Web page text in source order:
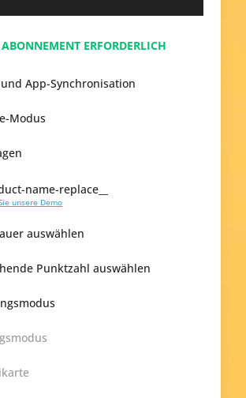
ERFORDERLICH
App-Synchronisation
Modus
name-replace__
unsere Demo
auswählen
Punktzahl auswählen